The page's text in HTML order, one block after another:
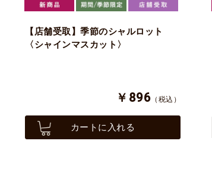
【店舗受取】季節のシャルロット
〈シャインマスカット〉
￥896 （税込）
カートに入れる